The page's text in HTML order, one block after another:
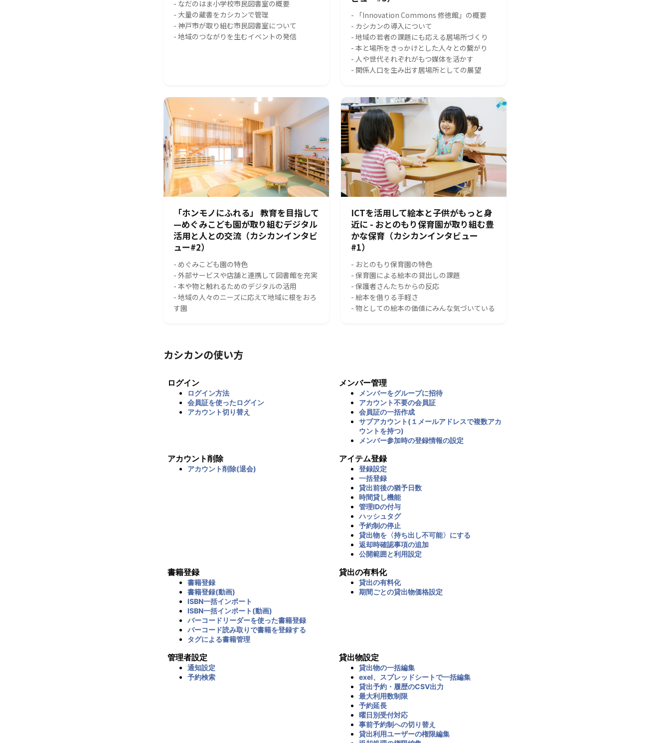
- なだのはま小学校市民図書室の概要
- 大量の蔵書をカシカンで管理
- 神戸市が取り組む市民図書室について
- 地域のつながりを生むイベントの発信
- 「Innovation Commons 修徳館」の概要
- カシカンの導入について
- 地域の若者の課題にも応える居場所づくり
- 本と場所をきっかけとした人々との繋がり
- 人や世代それぞれがもつ媒体を活かす
- 関係人口を生み出す居場所としての展望
「ホンモノにふれる」 教育を目指して
—めぐみこども園が取り組むデジタル
活用と人との交流（カシカンインタビ
ュー#2）
- めぐみこども園の特色
- 外部サービスや店舗と連携して図書館を充実
- 本や物と触れるためのデジタルの活用
- 地域の人々のニーズに応えて地域に根をおろ
す園
ICTを活用して絵本と子供がもっと身
近に - おとのもり保育園が取り組む豊
かな保育（カシカンインタビュー
#1）
- おとのもり保育園の特色
- 保育園による絵本の貸出しの課題
- 保護者さんたちからの反応
- 絵本を借りる手軽さ
- 物としての絵本の価値にみんな気づいている
カシカンの使い方
ログイン
ログイン方法
会員証を使ったログイン
アカウント切り替え
メンバー管理
メンバーをグループに招待
アカウント不要の会員証
会員証の一括作成
サブアカウント(１メールアドレスで複数アカ
ウントを持つ)
メンバー参加時の登録情報の設定
アカウント削除
アカウント削除(退会)
アイテム登録
登録設定
一括登録
貸出前後の猶予日数
時間貸し機能
管理IDの付与
ハッシュタグ
予約制の停止
貸出物を〈持ち出し不可能〉にする
返却時確認事項の追加
公開範囲と利用設定
書籍登録
書籍登録
書籍登録(動画)
ISBN一括インポート
ISBN一括インポート(動画)
バーコードリーダーを使った書籍登録
バーコード読み取りで書籍を登録する
タグによる書籍管理
貸出の有料化
貸出の有料化
期間ごとの貸出物価格設定
管理者設定
通知設定
予約検索
貸出物設定
貸出物の一括編集
exel、スプレッドシートで一括編集
貸出予約・履歴のCSV出力
最大利用数制限
予約延長
曜日別受付対応
事前予約制への切り替え
貸出利用ユーザーの権限編集